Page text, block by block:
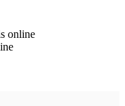
online